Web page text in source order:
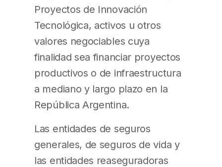
Proyectos de Innovación
Tecnológica, activos u otros
valores negociables cuya
finalidad sea financiar proyectos
productivos o de infraestructura
a mediano y largo plazo en la
República Argentina.
Las entidades de seguros
generales, de seguros de vida y
las entidades reaseguradoras